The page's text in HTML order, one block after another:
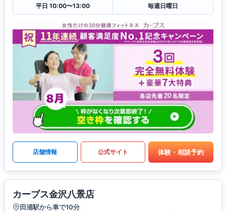
平日 10:00〜13:00
毎週日曜日
店舗情報 公式サイト 体験・相談予約
カーブス金沢八景店
田浦駅から車で10分